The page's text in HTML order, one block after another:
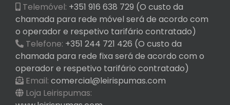
Telemóvel: +351 916 638 729 (O custo da
chamada para rede móvel será de acordo com
o operador e respetivo tarifário contratado)
Telefone: +351 244 721 426 (O custo da
chamada para rede fixa será de acordo com o
operador e respetivo tarifário contratado)
Email: comercial@leirispumas.com
Loja Leirispumas: